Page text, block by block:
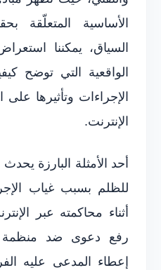
الأساسية المتعلّقة
السياق، يمكننا
الواقعية التي توضح
الإجراءات وتأثيرها
الإنترنت.
أحد الأمثلة البارزة
للظلم بسبب غياب
أثناء محاكمته عبر
رفع دعوى ضد منظمة
إعطاء المدعى عليه